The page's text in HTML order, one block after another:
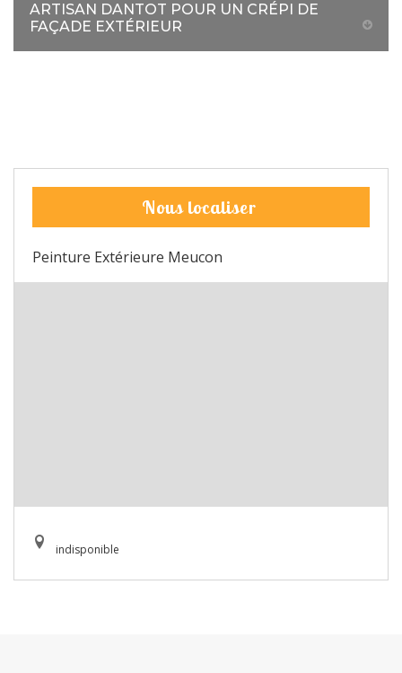
ARTISAN DANTOT POUR UN CRÉPI DE
FAÇADE EXTÉRIEUR
Nous localiser
Peinture Extérieure Meucon
indisponible